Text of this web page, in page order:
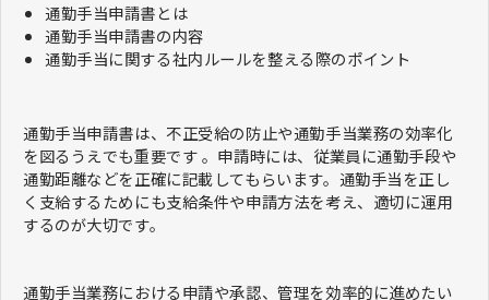
通勤手当申請書とは
通勤手当申請書の内容
通勤手当に関する社内ルールを整える際のポイント
通勤手当申請書は、不正受給の防止や通勤手当業務の効率化
を図るうえでも重要です 。申請時には、従業員に通勤手段や
通勤距離などを正確に記載してもらいます。通勤手当を正し
く支給するためにも支給条件や申請方法を考え、適切に運用
するのが大切です。
通勤手当業務における申請や承認、管理を効率的に進めたい